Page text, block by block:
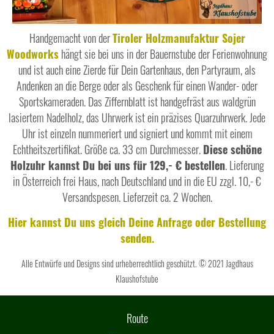
Handgemacht von derTiroler Holzmanufaktur Sojer
Woodworkshängt sie bei uns in der Bauernstube der Ferienwohnung
und ist auch eine Zierde für Dein Gartenhaus, den Partyraum, als
Andenken an die Berge oder als Geschenk für einen Wander- oder
Sportskameraden. Das Ziffernblatt ist handgefräst aus waldgrün
lasiertem Nadelholz, das Uhrwerk ist ein präzises Quarzuhrwerk. Jede
Uhr ist einzeln nummeriert und signiert und kommt mit einem
Echtheitszertifikat. Größe ca. 33 cm Durchmesser.Diese schöne
Holzuhr kannst Du bei uns für 129,- € bestellen. Lieferung
in Österreich frei Haus, nach Deutschland und in die EU zzgl. 10,- €
Versandspesen. Lieferzeit ca. 2 Wochen.
Hier kannst Du uns gleich Deine Anfrage oder Bestellung
senden.
Alle Entwürfe und Designs sind urheberrechtlich geschützt.© 2021 Jagdhaus
Klaushofstube
Route